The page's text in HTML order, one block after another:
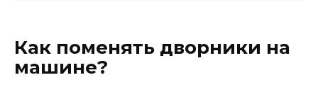
Как поменять дворники на
машине?